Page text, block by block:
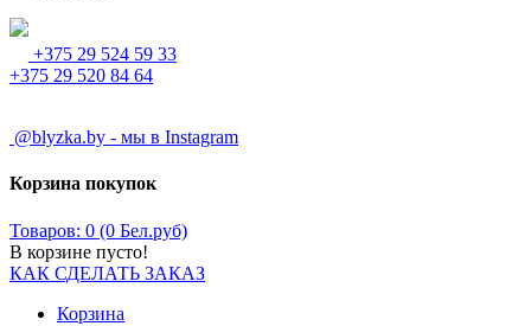
+375 29 524 59 33
+375 29 520 84 64
@blyzka.by - мы в Instagram
Корзина покупок
Товаров: 0 (0 Бел.руб)
В корзине пусто!
КАК СДЕЛАТЬ ЗАКАЗ
Корзина